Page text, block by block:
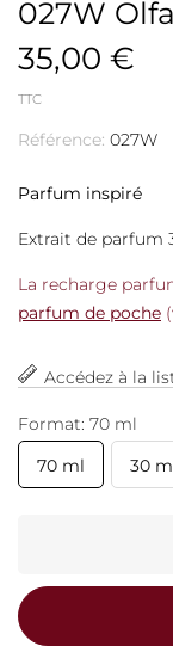
027W
35,00 €
TTC
Référence: 027W
Parfum inspiré
Extrait de parfum
La recharge
parfum de poche
Accédez à la
Format: 70 ml
70 ml
30